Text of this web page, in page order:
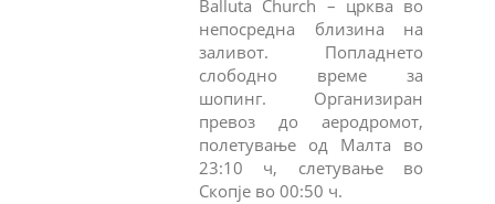
Balluta Church – црква во
непосредна близина на
заливот. Попладнето
слободно време за
шопинг. Организиран
превоз до аеродромот,
полетување од Малта во
23:10 ч, слетување во
Скопје во 00:50 ч.